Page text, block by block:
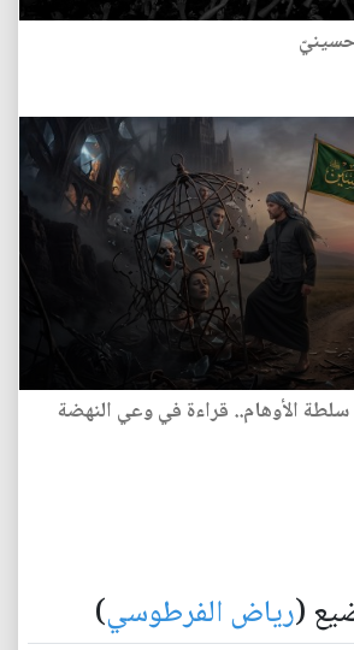
سلطة الأوهام.. قراءة في وعي النهضة
(رياض الفرطوسي)